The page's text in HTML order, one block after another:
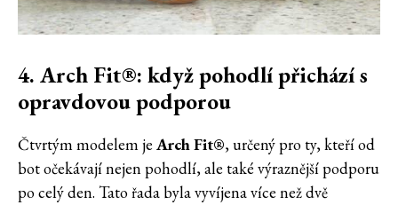
4. Arch Fit®: když pohodlí přichází s
opravdovou podporou
Čtvrtým modelem je Arch Fit®, určený pro ty, kteří od
bot očekávají nejen pohodlí, ale také výraznější podporu
po celý den. Tato řada byla vyvíjena více než dvě